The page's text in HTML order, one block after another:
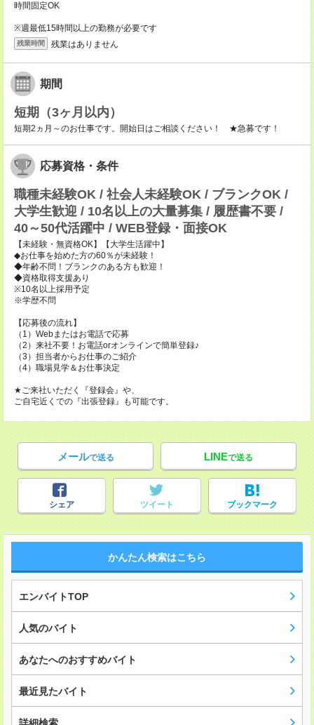
時間固定OK
※週最低15時間以上の勤務が必要です
残業時間 残業はありません
期間
短期（3ヶ月以内）
短期2ヵ月～のお仕事です。開始日はご相談ください！ ★急募です！
応募資格・条件
職種未経験OK / 社会人未経験OK / ブランクOK /
大学生歓迎 / 10名以上の大量募集 / 履歴書不要 /
40～50代活躍中 / WEB登録・面接OK
【未経験・無資格OK】【大学生活躍中】
◆お仕事を始めた方の60％が未経験！
◆年齢不問！ブランクのある方も歓迎！
◆資格取得支援あり
※10名以上採用予定
※学歴不問
【応募後の流れ】
（1）Webまたはお電話で応募
（2）来社不要！お電話orオンラインで簡単登録♪
（3）担当者からお仕事のご紹介
（4）職場見学＆お仕事決定
★ご来社いただく『登録会』や、
ご自宅近くでの『出張登録』も可能です。
メールで送る LINEで送る
シェア ツイート ブックマーク
かんたん検索はこちら
エンバイトTOP
人気のバイト
あなたへのおすすめバイト
最近見たバイト